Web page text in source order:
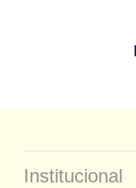
Institucional